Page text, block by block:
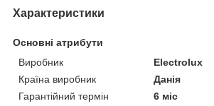
Характеристики
Основні атрибути
Виробник
Electrolux
Країна виробник
Данія
Гарантійний термін
6 міс